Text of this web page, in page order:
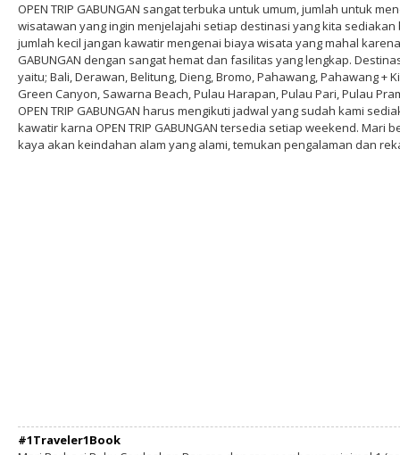
OPEN TRIP GABUNGAN sangat terbuka untuk umum, jumlah untuk
wisatawan yang ingin menjelajahi setiap destinasi yang kita
jumlah kecil jangan kawatir mengenai biaya wisata yang mahal
GABUNGAN dengan sangat hemat dan fasilitas yang lengkap.
yaitu; Bali, Derawan, Belitung, Dieng, Bromo, Pahawang, Pahawang +
Green Canyon, Sawarna Beach, Pulau Harapan, Pulau Pari, Pulau
OPEN TRIP GABUNGAN harus mengikuti jadwal yang sudah kami
kawatir karna OPEN TRIP GABUNGAN tersedia setiap weekend.
kaya akan keindahan alam yang alami, temukan pengalaman dan
#1Traveler1Book